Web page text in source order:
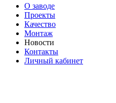
О заводе
Проекты
Качество
Монтаж
Новости
Контакты
Личный кабинет